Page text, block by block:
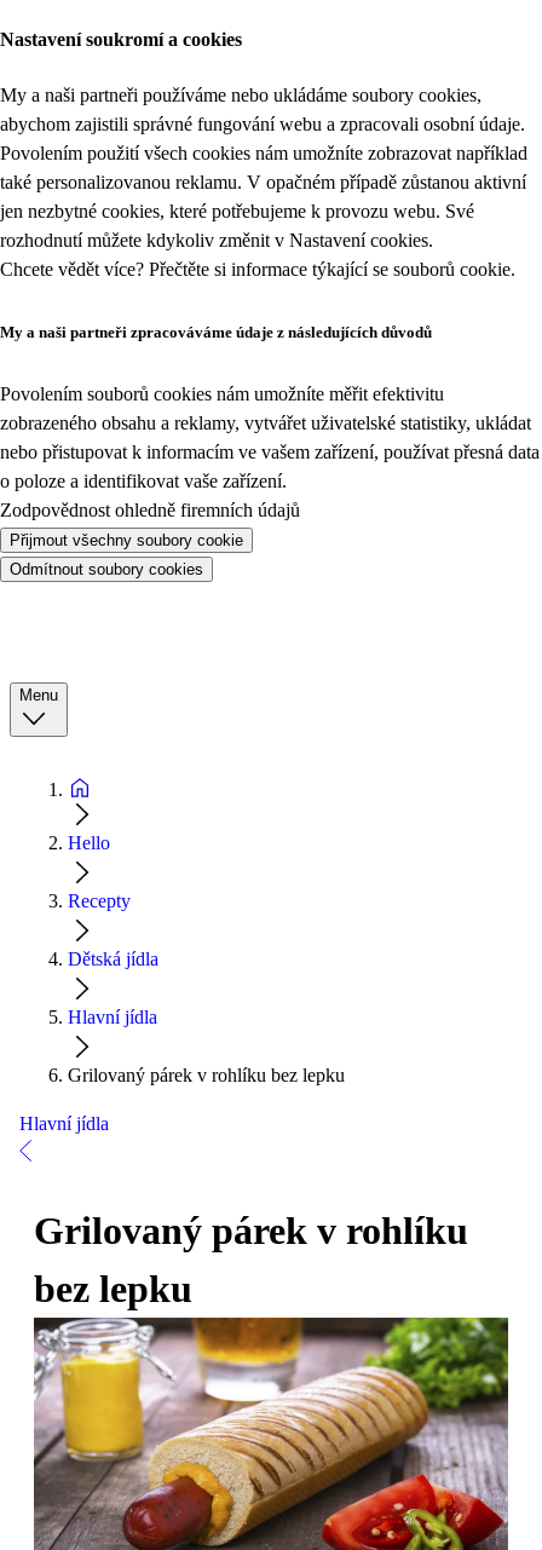
Nastavení soukromí a cookies
My a naši partneři používáme nebo ukládáme soubory cookies,
abychom zajistili správné fungování webu a zpracovali osobní údaje.
Povolením použití všech cookies nám umožníte zobrazovat například
také personalizovanou reklamu. V opačném případě zůstanou aktivní
jen nezbytné cookies, které potřebujeme k provozu webu. Své
rozhodnutí můžete kdykoliv změnit v Nastavení cookies.
Chcete vědět více? Přečtěte si informace týkající se souborů cookie.
My a naši partneři zpracováváme údaje z následujících důvodů
Povolením souborů cookies nám umožníte měřit efektivitu
zobrazeného obsahu a reklamy, vytvářet uživatelské statistiky, ukládat
nebo přistupovat k informacím ve vašem zařízení, používat přesná data
o poloze a identifikovat vaše zařízení.
Zodpovědnost ohledně firemních údajů
Přijmout všechny soubory cookie
Odmítnout soubory cookies
Menu
Hello
Recepty
Dětská jídla
Hlavní jídla
Grilovaný párek v rohlíku bez lepku
Hlavní jídla
Grilovaný párek v rohlíku
bez lepku